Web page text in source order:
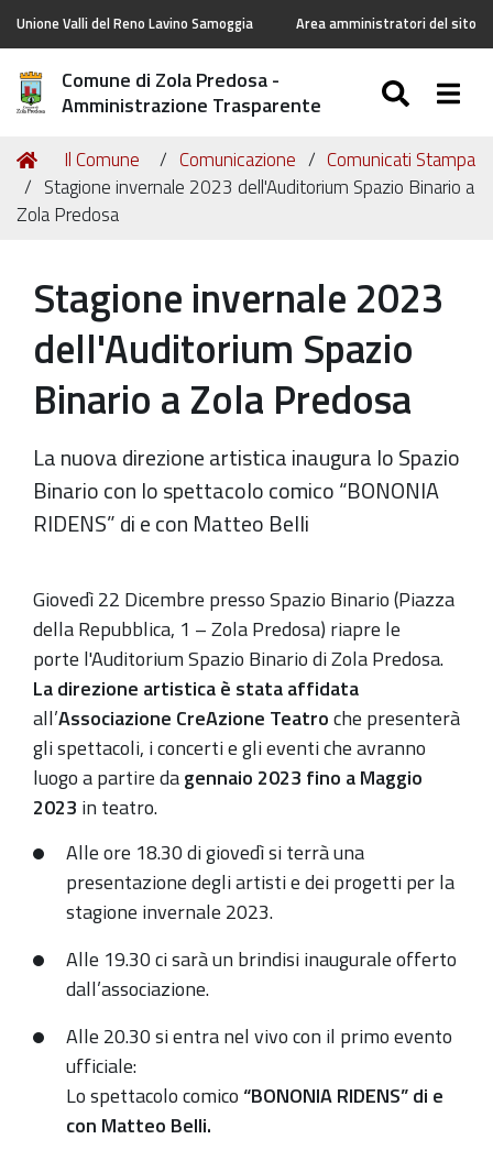
Unione Valli del Reno Lavino Samoggia Area amministratori del sito
Comune di Zola Predosa -
Amministrazione Trasparente
Tu
sei
qui:
Home
Il Comune Comunicazione
Comunicati Stampa
Stagione invernale 2023 dell'Auditorium Spazio Binario a
Zola Predosa
Stagione invernale 2023
dell'Auditorium Spazio
Binario a Zola Predosa
La nuova direzione artistica inaugura lo Spazio
Binario con lo spettacolo comico “BONONIA
RIDENS” di e con Matteo Belli
Giovedì 22 Dicembre presso Spazio Binario (Piazza
della Repubblica, 1 – Zola Predosa) riapre le
porte l'Auditorium Spazio Binario di Zola Predosa.
La direzione artistica è stata affidata
all’Associazione CreAzione Teatroche presenterà
gli spettacoli, i concerti e gli eventi che avranno
luogo a partire dagennaio 2023 fino a Maggio
2023 in teatro.
Alle ore 18.30 di giovedì si terrà una
presentazione degli artisti e dei progetti per la
stagione invernale 2023.
Alle 19.30 ci sarà un brindisi inaugurale offerto
dall’associazione.
Alle 20.30 si entra nel vivo con il primo evento
ufficiale:
Lo spettacolo comico “BONONIA RIDENS”di e
con Matteo Belli.